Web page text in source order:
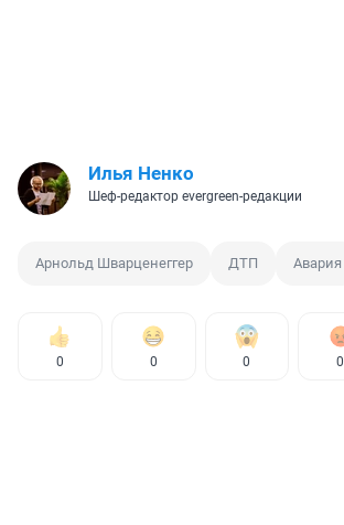
Илья Ненко
Шеф-редактор evergreen-редакции
Арнольд Шварценеггер ДТП Авария
0 0 0 0